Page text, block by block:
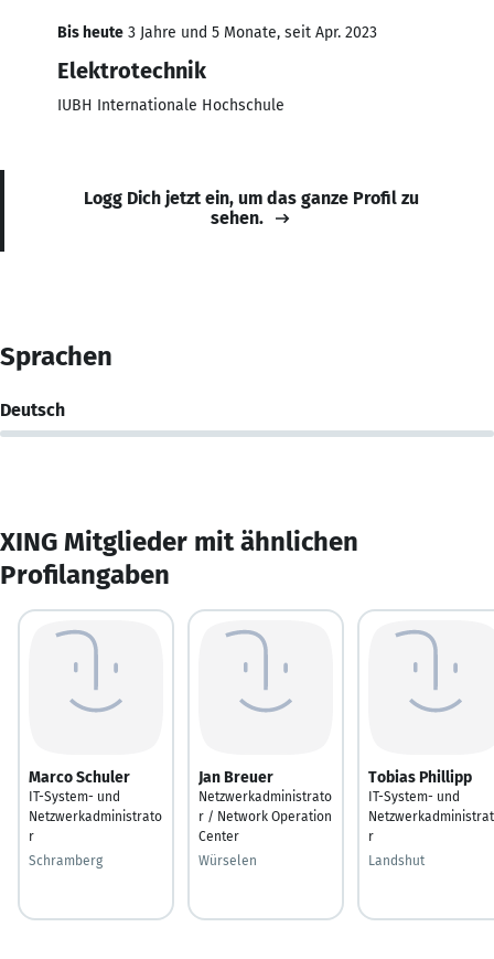
Bis heute 3 Jahre und 5 Monate, seit Apr. 2023
Elektrotechnik
IUBH Internationale Hochschule
Logg Dich jetzt ein, um das ganze Profil zu
sehen.
Sprachen
Deutsch
XING Mitglieder mit ähnlichen
Profilangaben
Marco Schuler
IT-System- und
Netzwerkadministrato
r
Schramberg
Jan Breuer
Netzwerkadministrato
r / Network Operation
Center
Würselen
Tobias Phillipp
IT-System- und
r
Landshut